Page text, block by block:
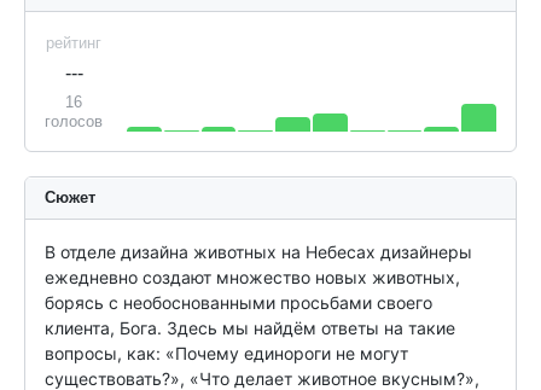
рейтинг
---
16
голосов
Сюжет
В отделе дизайна животных на Небесах дизайнеры
ежедневно создают множество новых животных,
борясь с необоснованными просьбами своего
клиента, Бога. Здесь мы найдём ответы на такие
вопросы, как: «Почему единороги не могут
существовать?», «Что делает животное вкусным?»,